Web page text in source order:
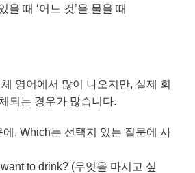
을 때 ‘어느 것’을 물을 때
영어에서 많이 나오지만, 실제 회
되는 경우가 많습니다.
, Which는 선택지 있는 질문에 사
to drink? (무엇을 마시고 싶